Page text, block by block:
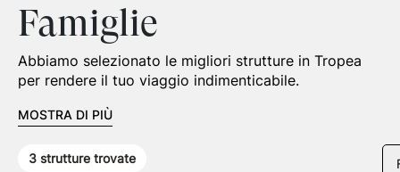
Famiglie
Abbiamo selezionato le migliori strutture in Tropea
per rendere il tuo viaggio indimenticabile.
MOSTRA DI PIÙ
3 strutture trovate